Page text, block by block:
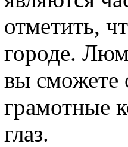
отметить,
городе.
вы сможете
грамотные
глаз.